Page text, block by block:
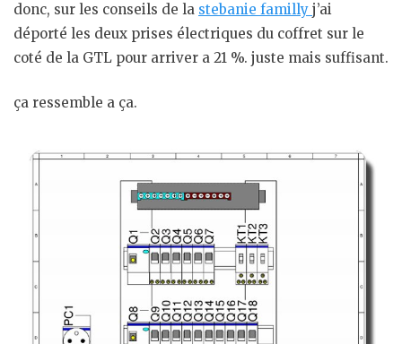
donc, sur les conseils de la stebanie familly j’ai
déporté les deux prises électriques du coffret sur le
coté de la GTL pour arriver a 21 %. juste mais suffisant.
ça ressemble a ça.